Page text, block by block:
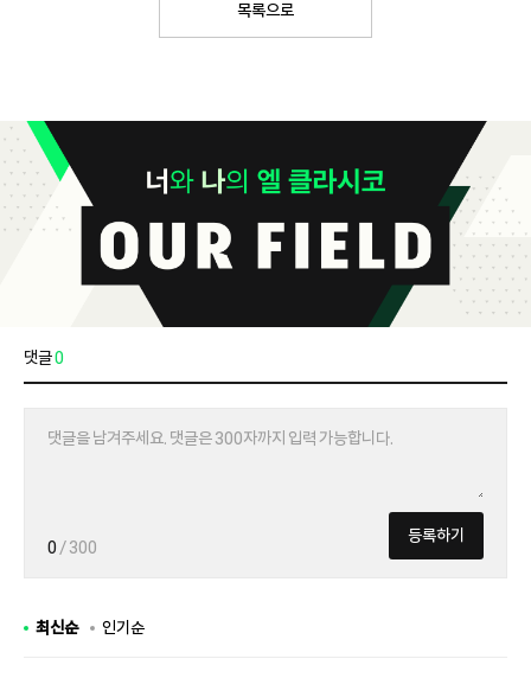
목록으로
댓글0
0 / 300
등록하기
최신순 인기순